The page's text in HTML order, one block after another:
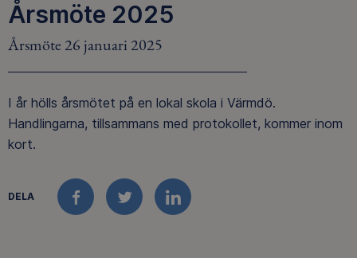
Årsmöte 2025
Årsmöte 26 januari 2025
I år hölls årsmötet på en lokal skola i Värmdö.
Handlingarna, tillsammans med protokollet, kommer inom
kort.
DELA
FACEBOOKTWITTERLINKEDIN